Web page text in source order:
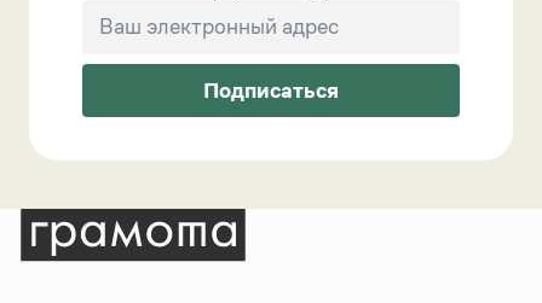
Подписаться